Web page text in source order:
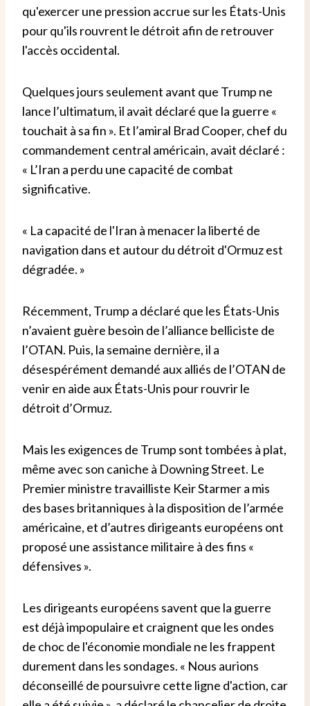
qu'exercer une pression accrue sur les États-Unis
pour qu'ils rouvrent le détroit afin de retrouver
l'accès occidental.
Quelques jours seulement avant que Trump ne
lance l’ultimatum, il avait déclaré que la guerre «
touchait à sa fin ». Et l’amiral Brad Cooper, chef du
commandement central américain, avait déclaré :
« L’Iran a perdu une capacité de combat
significative.
« La capacité de l'Iran à menacer la liberté de
navigation dans et autour du détroit d'Ormuz est
dégradée. »
Récemment, Trump a déclaré que les États-Unis
n’avaient guère besoin de l’alliance belliciste de
l’OTAN. Puis, la semaine dernière, il a
désespérément demandé aux alliés de l’OTAN de
venir en aide aux États-Unis pour rouvrir le
détroit d’Ormuz.
Mais les exigences de Trump sont tombées à plat,
même avec son caniche à Downing Street. Le
Premier ministre travailliste Keir Starmer a mis
des bases britanniques à la disposition de l’armée
américaine, et d’autres dirigeants européens ont
proposé une assistance militaire à des fins «
défensives ».
Les dirigeants européens savent que la guerre
est déjà impopulaire et craignent que les ondes
de choc de l'économie mondiale ne les frappent
durement dans les sondages. « Nous aurions
déconseillé de poursuivre cette ligne d'action, car